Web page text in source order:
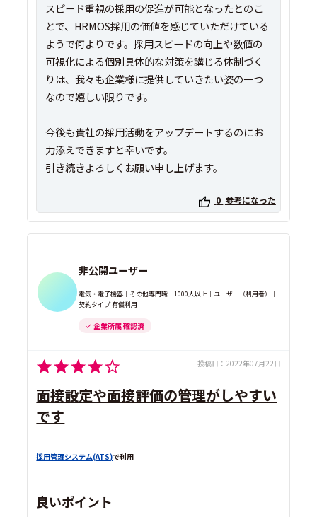
スピード重視の採用の促進が可能となったとのこ
とで、HRMOS採用の価値を感じていただけている
ようで何よりです。採用スピードの向上や数値の
可視化による個別具体的な対策を講じる体制づく
りは、我々も企業様に提供していきたい姿の一つ
なので嬉しい限りです。
今後も貴社の採用活動をアップデートするのにお
力添えできますと幸いです。
引き続きよろしくお願い申し上げます。
0 参考になった
非公開ユーザー
電気・電子機器｜その他専門職｜1000人以上｜ユーザー（利用者）｜
契約タイプ 有償利用
企業所属 確認済
投稿日： 2022年07月22日
面接設定や面接評価の管理がしやすい
です
採用管理システム(ATS)で利用
良いポイント